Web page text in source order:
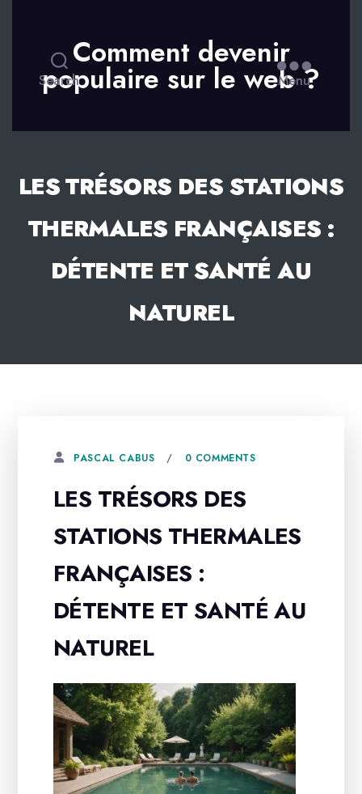
Search
Comment devenir
populaire sur le web ?
Menu
LES TRÉSORS DES STATIONS
THERMALES FRANÇAISES :
DÉTENTE ET SANTÉ AU
NATUREL
PASCAL CABUS 0 COMMENTS
LES TRÉSORS DES
STATIONS THERMALES
FRANÇAISES :
DÉTENTE ET SANTÉ AU
NATUREL